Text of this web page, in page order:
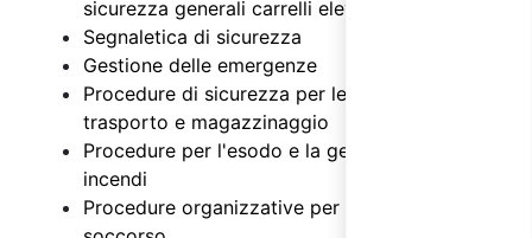
sicurezza generali carrelli elevatori
Segnaletica di sicurezza
Gestione delle emergenze
Procedure di sicurezza per le attività di
trasporto e magazzinaggio
Procedure per l'esodo e la gestione degli
incendi
Procedure organizzative per il primo